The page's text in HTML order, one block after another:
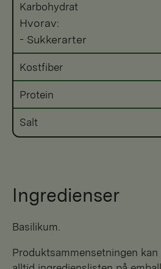
Karbohydrat
Hvorav:
- Sukkerarter
Kostfiber
Protein
Salt
Ingredienser
basilikum.
Produktsammensetningen